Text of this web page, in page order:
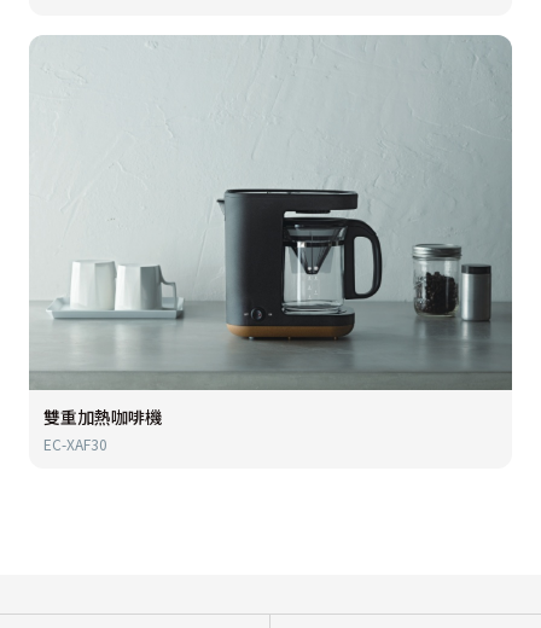
雙重加熱咖啡機
EC-XAF30